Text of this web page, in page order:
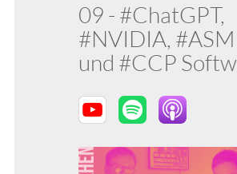
09 - #ChatGPT,
#NVIDIA,
und #CCP